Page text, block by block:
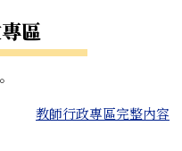
區
教師行政專區完整內容